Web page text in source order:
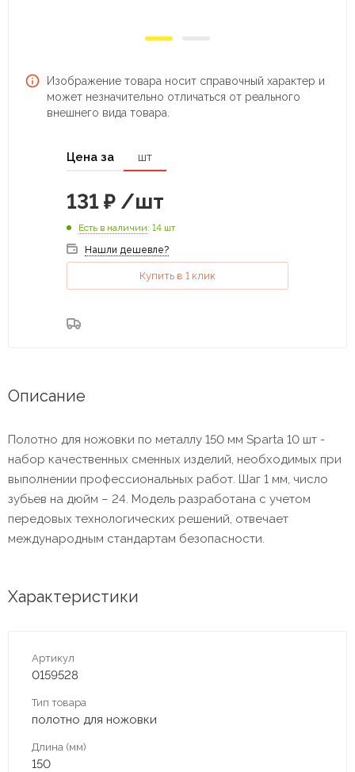
Изображение товара носит справочный характер и
может незначительно отличаться от реального
внешнего вида товара.
Цена за шт
131 ₽ /шт
Есть в наличии: 14 шт
Нашли дешевле?
Купить в 1 клик
Описание
Полотно для ножовки по металлу 150 мм Sparta 10 шт -
набор качественных сменных изделий, необходимых при
выполнении профессиональных работ. Шаг 1 мм, число
зубьев на дюйм – 24. Модель разработана с учетом
передовых технологических решений, отвечает
международным стандартам безопасности.
Характеристики
Артикул
0159528
Тип товара
полотно для ножовки
Длина (мм)
150